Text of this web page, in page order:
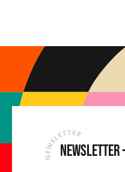
Newsletter